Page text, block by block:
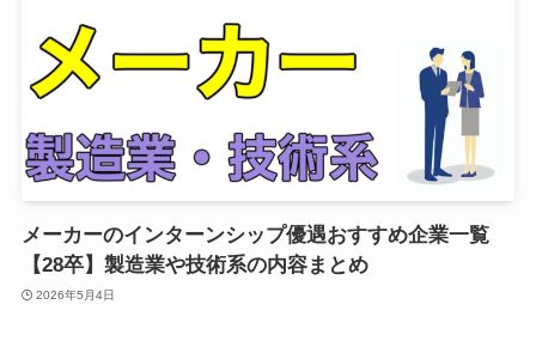
メーカーのインターンシップ優遇おすすめ企業一覧
【28卒】製造業や技術系の内容まとめ
2026年5月4日